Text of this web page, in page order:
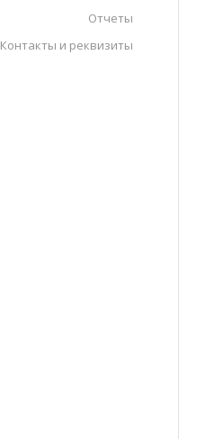
Отчеты
Контакты и реквизиты